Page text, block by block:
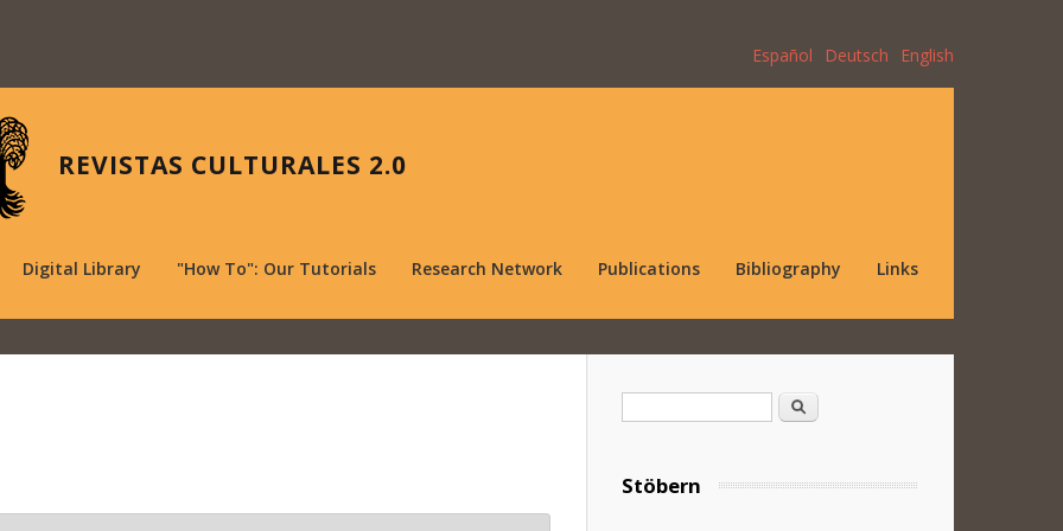
Español Deutsch English
REVISTAS CULTURALES 2.0
Digital Library "How To": Our Tutorials Research Network Publications Bibliography Links
Search
Stöbern